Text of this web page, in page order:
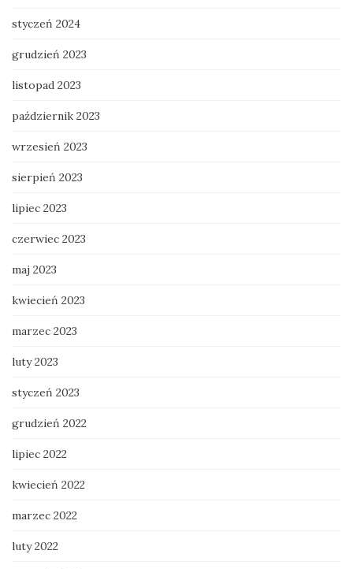
styczeń 2024
grudzień 2023
listopad 2023
październik 2023
wrzesień 2023
sierpień 2023
lipiec 2023
czerwiec 2023
maj 2023
kwiecień 2023
marzec 2023
luty 2023
styczeń 2023
grudzień 2022
lipiec 2022
kwiecień 2022
marzec 2022
luty 2022